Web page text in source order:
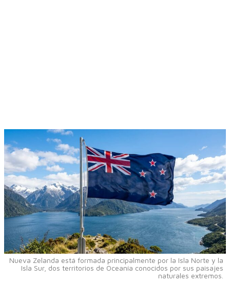
Nueva Zelanda está formada principalmente por la Isla Norte y la
Isla Sur, dos territorios de Oceanía conocidos por sus paisajes
naturales extremos.